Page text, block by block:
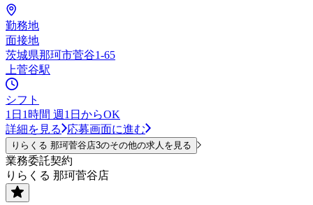
勤務地
面接地
茨城県那珂市菅谷1-65
上菅谷駅
シフト
1日1時間 週1日からOK
詳細を見る
応募画面に進む
りらくる 那珂菅谷店3のその他の求人を見る
業務委託契約
りらくる 那珂菅谷店